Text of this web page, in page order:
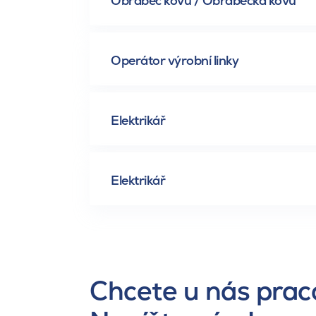
Operátor výrobní linky
Elektrikář
Elektrikář
Chcete u nás